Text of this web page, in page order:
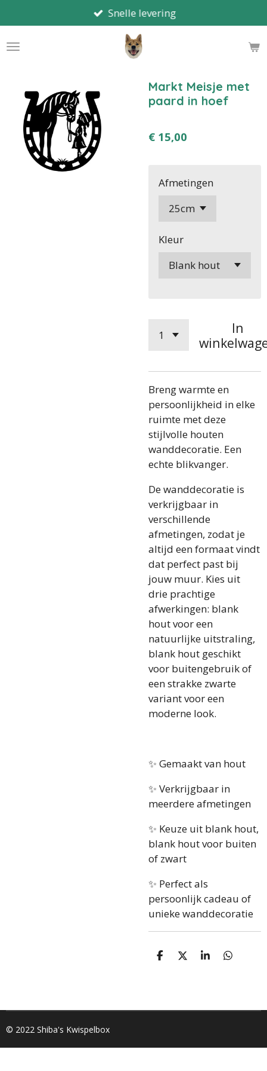
direct
naar
Snelle levering
Markt Meisje met
paard in hoef
€ 15,00
Afmetingen
Kleur
In
Breng warmte en
persoonlijkheid in elke
ruimte met deze
stijlvolle houten
wanddecoratie. Een
echte blikvanger.
De wanddecoratie is
verkrijgbaar in
verschillende
afmetingen, zodat je
altijd een formaat vindt
dat perfect past bij
jouw muur. Kies uit
drie prachtige
afwerkingen: blank
hout voor een
natuurlijke uitstraling,
blank hout geschikt
voor buitengebruik of
een strakke zwarte
variant voor een
moderne look.
✨ Gemaakt van hout
✨ Verkrijgbaar in
meerdere afmetingen
✨ Keuze uit blank hout,
blank hout voor buiten
of zwart
✨ Perfect als
persoonlijk cadeau of
unieke wanddecoratie
D
D
S
D
© 2022 Shiba's Kwispelbox